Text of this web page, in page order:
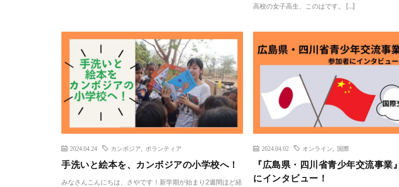
高校の女子高生、このはです。 […]
2024.04.24 カンボジア ボランティア
手洗いと絵本を、カンボジアの小学校へ！
みなさんこんにちは、さやです！新学期が始まり2週間ほど経
2024.04.02 オンライン 国際
『広島県・四川省青少年交流事業
にインタビュー！